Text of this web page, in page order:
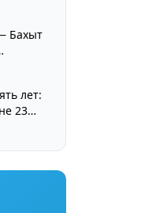
Бахыт
лет:
23